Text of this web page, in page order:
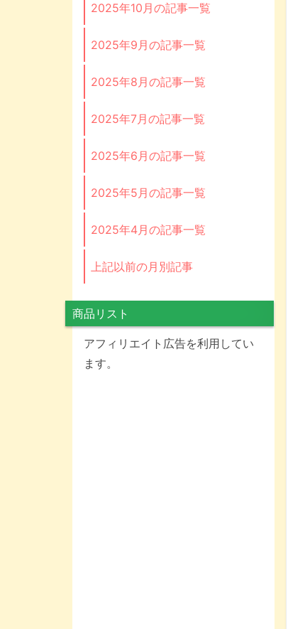
2025年10月の記事一覧
2025年9月の記事一覧
2025年8月の記事一覧
2025年7月の記事一覧
2025年6月の記事一覧
2025年5月の記事一覧
2025年4月の記事一覧
上記以前の月別記事
商品リスト
アフィリエイト広告を利用してい
ます。